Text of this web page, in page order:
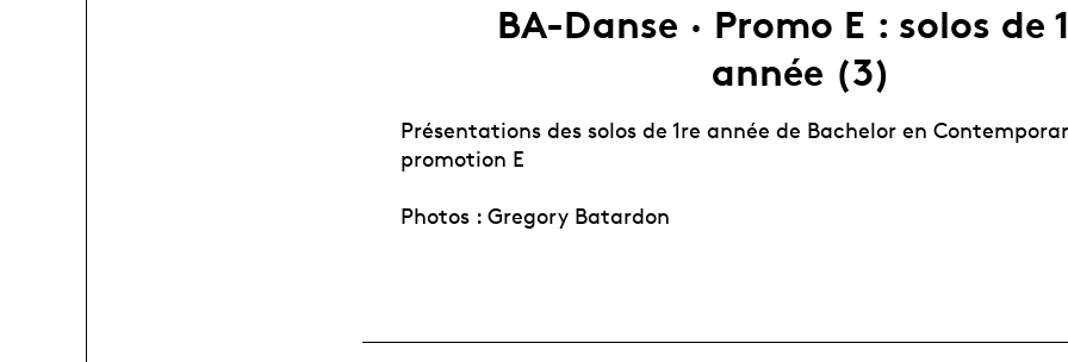
BA-Danse · Promo E : solos de
année (3)
Présentations des solos de 1re année de Bachelor en
promotion E
Photos : Gregory Batardon